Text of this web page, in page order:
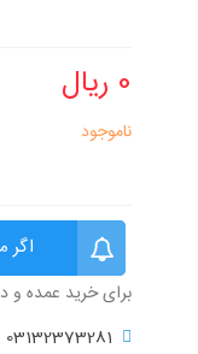
0 ریال
ناموجود
برای خرید عمده و
03132373281